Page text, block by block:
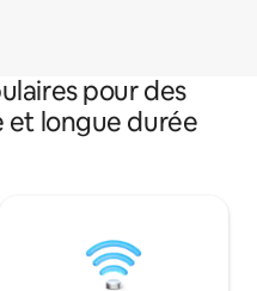
pour des
et longue durée